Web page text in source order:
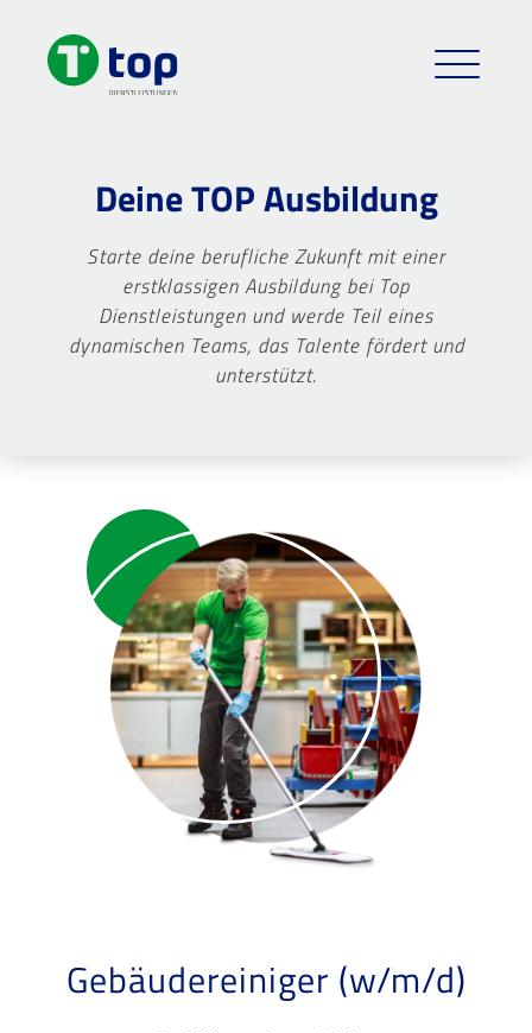
Deine TOP Ausbildung
Starte deine berufliche Zukunft mit einer
erstklassigen Ausbildung bei Top
Dienstleistungen und werde Teil eines
dynamischen Teams, das Talente fördert und
unterstützt.
Gebäudereiniger (w/m/d)